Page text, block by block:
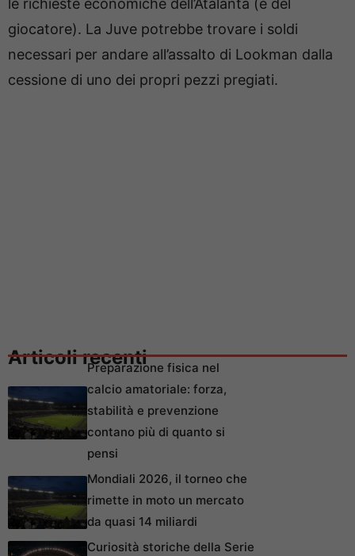
le richieste economiche dell’Atalanta (e del
giocatore). La Juve potrebbe trovare i soldi
necessari per andare all’assalto di Lookman dalla
cessione di uno dei propri pezzi pregiati.
Articoli recentiPreparazione fisica nel
calcio amatoriale: forza,
stabilità e prevenzione
contano più di quanto si
pensi
Mondiali 2026, il torneo che
rimette in moto un mercato
da quasi 14 miliardi
Curiosità storiche della Serie